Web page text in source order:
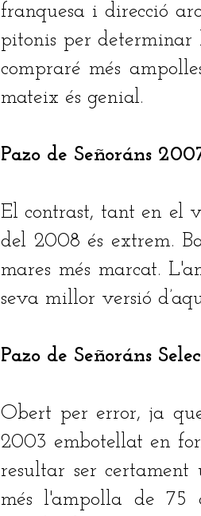
franquesa i direcció
pitonis per determinar
compraré més
mateix és genial.
Pazo de Señoráns
El contrast, tant en el
del 2008 és extrem.
mares més marcat.
seva millor versió
Pazo de Señoráns
Obert per error, ja
2003 embotellat en
resultar ser
més l'ampolla de